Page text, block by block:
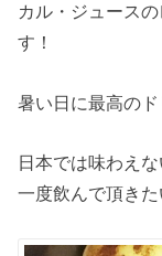
カル・ジュース
す！
暑い日に最高のド
日本では味わえ
一度飲んで頂きた